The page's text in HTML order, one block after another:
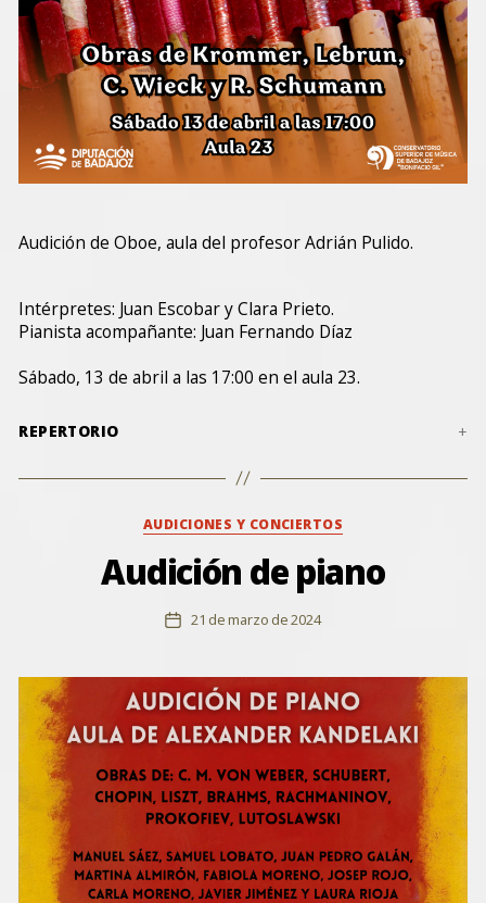
Audición de Oboe, aula del profesor Adrián Pulido.
Intérpretes: Juan Escobar y Clara Prieto.
Pianista acompañante: Juan Fernando Díaz
Sábado, 13 de abril a las 17:00 en el aula 23.
REPERTORIO
Categorías
AUDICIONES Y CONCIERTOS
Audición de piano
Fecha
entrada
21 de marzo de 2024